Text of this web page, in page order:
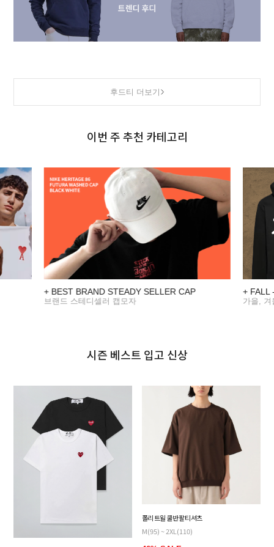
후드티 더보기
이번 주 추천 카테고리
+ BEST BRAND STEADY SELLER CAP
브랜드 스테디셀러 캡모자
+ FALL
가을, 겨
시즌 베스트 입고 신상
폴리 트윌 쿨 반팔 티셔츠
M(95) ~ 2XL(110)